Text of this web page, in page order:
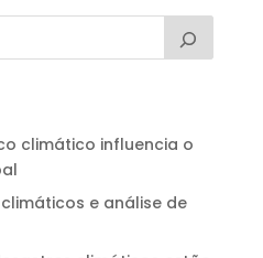
climático influencia o
e análise de